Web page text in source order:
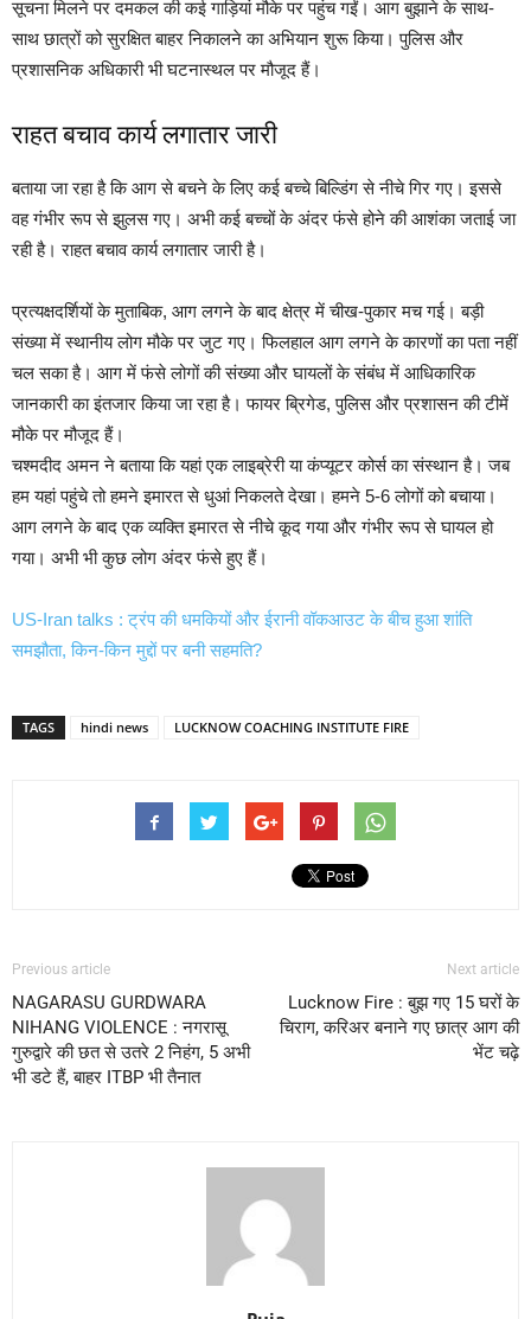
सूचना मिलने पर दमकल की कई गाड़ियां मौके पर पहुंच गईं। आग बुझाने के साथ-
साथ छात्रों को सुरक्षित बाहर निकालने का अभियान शुरू किया। पुलिस और
प्रशासनिक अधिकारी भी घटनास्थल पर मौजूद हैं।
राहत बचाव कार्य लगातार जारी
बताया जा रहा है कि आग से बचने के लिए कई बच्चे बिल्डिंग से नीचे गिर गए। इससे
वह गंभीर रूप से झुलस गए। अभी कई बच्चों के अंदर फंसे होने की आशंका जताई जा
रही है। राहत बचाव कार्य लगातार जारी है।
प्रत्यक्षदर्शियों के मुताबिक, आग लगने के बाद क्षेत्र में चीख-पुकार मच गई। बड़ी
संख्या में स्थानीय लोग मौके पर जुट गए। फिलहाल आग लगने के कारणों का पता नहीं
चल सका है। आग में फंसे लोगों की संख्या और घायलों के संबंध में आधिकारिक
जानकारी का इंतजार किया जा रहा है। फायर ब्रिगेड, पुलिस और प्रशासन की टीमें
मौके पर मौजूद हैं।
चश्मदीद अमन ने बताया कि यहां एक लाइब्रेरी या कंप्यूटर कोर्स का संस्थान है। जब
हम यहां पहुंचे तो हमने इमारत से धुआं निकलते देखा। हमने 5-6 लोगों को बचाया।
आग लगने के बाद एक व्यक्ति इमारत से नीचे कूद गया और गंभीर रूप से घायल हो
गया। अभी भी कुछ लोग अंदर फंसे हुए हैं।
US-Iran talks : ट्रंप की धमकियों और ईरानी वॉकआउट के बीच हुआ शांति
समझौता, किन-किन मुद्दों पर बनी सहमति?
TAGS hindi news LUCKNOW COACHING INSTITUTE FIRE
Previous article
NAGARASU GURDWARA
NIHANG VIOLENCE : नगरासू
गुरुद्वारे की छत से उतरे 2 निहंग, 5 अभी
भी डटे हैं, बाहर ITBP भी तैनात
Next article
Lucknow Fire : बुझ गए 15 घरों के
चिराग, करिअर बनाने गए छात्र आग की
भेंट चढ़े